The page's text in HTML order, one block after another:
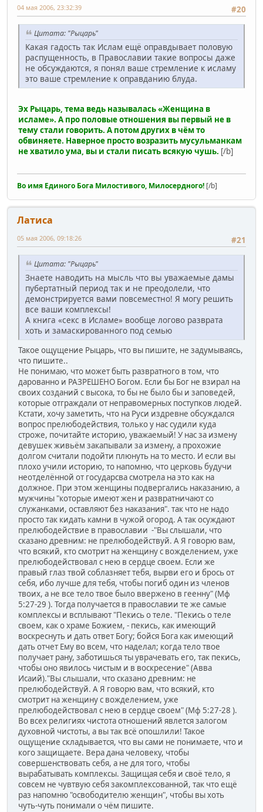
#20
04 мая 2006, 23:32:39
Цитата: "Рыцарь"
Какая гадость так Ислам ещё оправдывает половую
распущенность, в Православии такие вопросы даже
не обсуждаются, я понял ваше стремление к исламу
это ваше стремление к оправданию блуда.
Эх Рыцарь, тема ведь называлась «Женщина в
исламе». А про половые отношения вы первый не в
тему стали говорить. А потом других в чём то
обвиняете. Наверное просто возразить мусульманкам
не хватило ума, вы и стали писать всякую чушь. [/b]
Во имя Единого Бога Милостивого, Милосердного! [/b]
Латиса
#21
05 мая 2006, 09:18:26
Цитата: "Рыцарь"
Знаете наводить на мысль что вы уважаемые дамы
пубертатный период так и не преодолели, что
демонстрируется вами повсеместно! Я могу решить
все ваши комплексы!
А книга «секс в Исламе» вообще логово разврата
хоть и замаскированного под семью
Такое ощущение Рыцарь, что вы пишите, не задумываясь,
что пишите..
Не понимаю, что может быть развратного в том, что
дарованно и РАЗРЕШЕНО Богом. Если бы Бог не взирал на
своих созданий с высока, то бы не было бы и заповедей,
которые отграждали от неправомерных поступков людей.
Кстати, хочу заметить, что на Руси издревне обсуждался
вопрос прелюбодействия, только у нас судили куда
строже, почитайте историю, уважаемый! У нас за измену
девушек живьём закапывали за измену, а прохожие
долгом считали подойти плюнуть на то место. И если вы
плохо учили историю, то напомню, что церковь будучи
неотделённой от государсва смотрела на это как на
должное. При этом женщины подвергались наказанию, а
мужчины "которые имеют жен и развратничают со
служанками, оставляют без наказания". так что не надо
просто так кидать камни в чужой огород. А так осуждают
прелюбодействие в православии -"Вы слышали, что
сказано древним: не прелюбодействуй. А Я говорю вам,
что всякий, кто смотрит на женщину с вожделением, уже
прелюбодействовал с нею в сердце своем. Если же
правый глаз твой соблазняет тебя, вырви его и брось от
себя, ибо лучше для тебя, чтобы погиб один из членов
твоих, а не все тело твое было ввержено в геенну" (Мф
5:27-29 ). Тогда получается в православии те же самые
комплексы и всплывают "Пекись о теле. "Пекись о теле
своем, как о храме Божием, - пекись, как имеющий
воскреснуть и дать ответ Богу; бойся Бога как имеющий
дать отчет Ему во всем, что наделал; когда тело твое
получает рану, заботишься ты уврачевать его, так пекись,
чтобы оно явилось чистым и в воскресение" (Авва
Исаий)."Вы слышали, что сказано древним: не
прелюбодействуй. А Я говорю вам, что всякий, кто
смотрит на женщину с вожделением, уже
прелюбодействовал с нею в сердце своем" (Мф 5:27-28 ).
Во всех религиях чистота отношений явлется залогом
духовной чистоты, а вы так всё опошлили! Такое
ощущение складывается, что вы сами не понимаете, что и
кого защищаете. Вера дана человеку, чтобы
совершенствовать себя, а не для того, чтобы
вырабатывать комплексы. Защищая себя и своё тело, я
совсем не чувтвую себя закомплексованной, так что ещё
раз напомню "освободителю женщин", чтобы вы хоть
чуть-чуть понимали о чём пишите.